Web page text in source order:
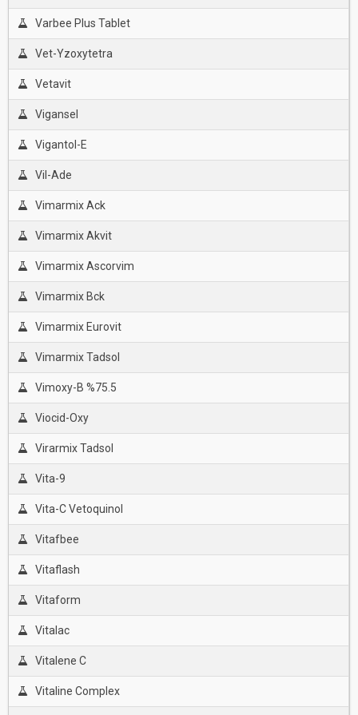
Varbee Plus Tablet
Vet-Yzoxytetra
Vetavit
Vigansel
Vigantol-E
Vil-Ade
Vimarmix Ack
Vimarmix Akvit
Vimarmix Ascorvim
Vimarmix Bck
Vimarmix Eurovit
Vimarmix Tadsol
Vimoxy-B %75.5
Viocid-Oxy
Virarmix Tadsol
Vita-9
Vita-C Vetoquinol
Vitafbee
Vitaflash
Vitaform
Vitalac
Vitalene C
Vitaline Complex